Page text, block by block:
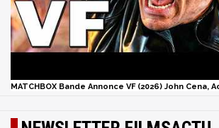
MATCHBOX Bande Annonce VF (2026) John Cena,